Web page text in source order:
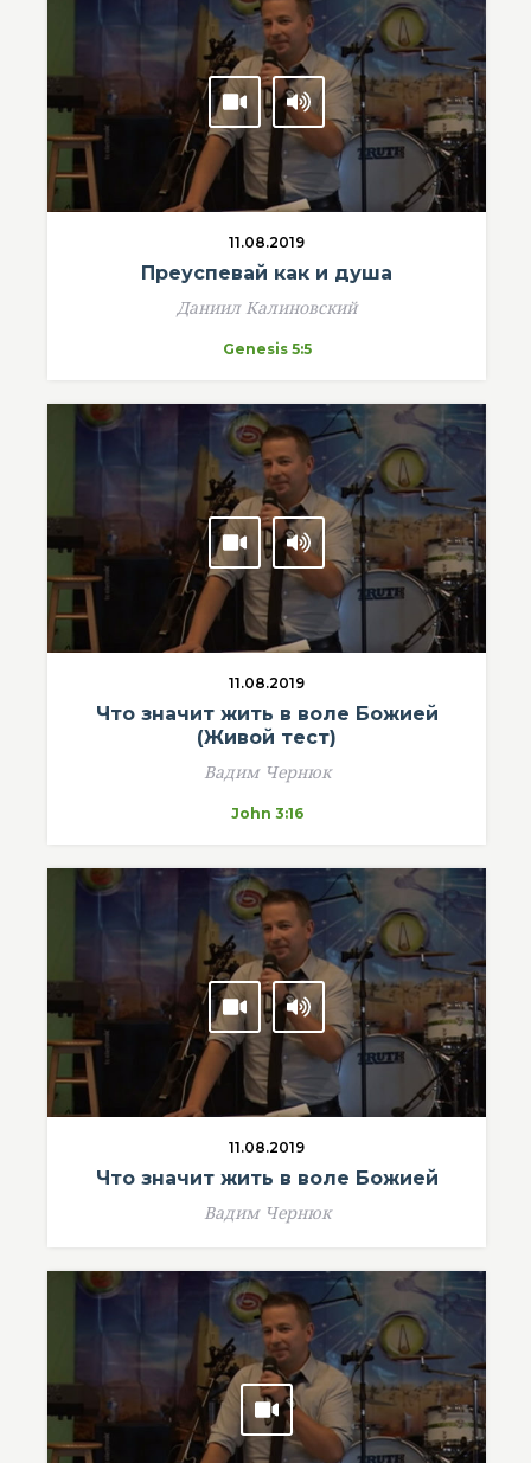
11.08.2019
Преуспевай как и душа
Даниил Калиновский
Genesis 5:5
11.08.2019
Что значит жить в воле Божией
(Живой тест)
Вадим Чернюк
John 3:16
11.08.2019
Что значит жить в воле Божией
Вадим Чернюк